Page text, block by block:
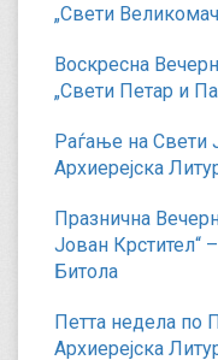
„Свети
Воскресна
„Свети Петар и
Раѓање на Свети
Архиерејска
Празнична
Јован Крстител“
Битола
Петта недела по
Архиерејска